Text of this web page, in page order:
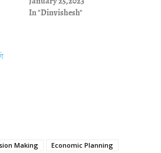
In "Dinvishesh"
Making
Economic Planning